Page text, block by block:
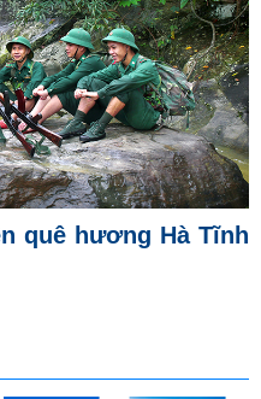
quê hương Hà Tĩnh